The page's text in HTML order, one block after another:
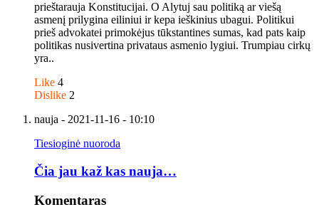
prieštarauja Konstitucijai. O Alytuj sau politiką ar viešą
asmenį prilygina eiliniui ir kepa ieškinius ubagui. Politikui
prieš advokatei primokėjus tūkstantines sumas, kad pats kaip
politikas nusivertina privataus asmenio lygiui. Trumpiau cirkų
yra..
Like 4
Dislike 2
nauja - 2021-11-16 - 10:10
Tiesioginė nuoroda
Čia jau kaž kas nauja…
Komentaras